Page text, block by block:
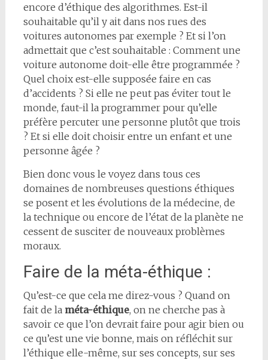
encore d’éthique des algorithmes. Est-il
souhaitable qu’il y ait dans nos rues des
voitures autonomes par exemple ? Et si l’on
admettait que c’est souhaitable : Comment une
voiture autonome doit-elle être programmée ?
Quel choix est-elle supposée faire en cas
d’accidents ? Si elle ne peut pas éviter tout le
monde, faut-il la programmer pour qu’elle
préfère percuter une personne plutôt que trois
? Et si elle doit choisir entre un enfant et une
personne âgée ?
Bien donc vous le voyez dans tous ces
domaines de nombreuses questions éthiques
se posent et les évolutions de la médecine, de
la technique ou encore de l’état de la planète ne
cessent de susciter de nouveaux problèmes
moraux.
Faire de la méta-éthique :
Qu’est-ce que cela me direz-vous ? Quand on
fait de la méta-éthique, on ne cherche pas à
savoir ce que l’on devrait faire pour agir bien ou
ce qu’est une vie bonne, mais on réfléchit sur
l’éthique elle-même, sur ses concepts, sur ses